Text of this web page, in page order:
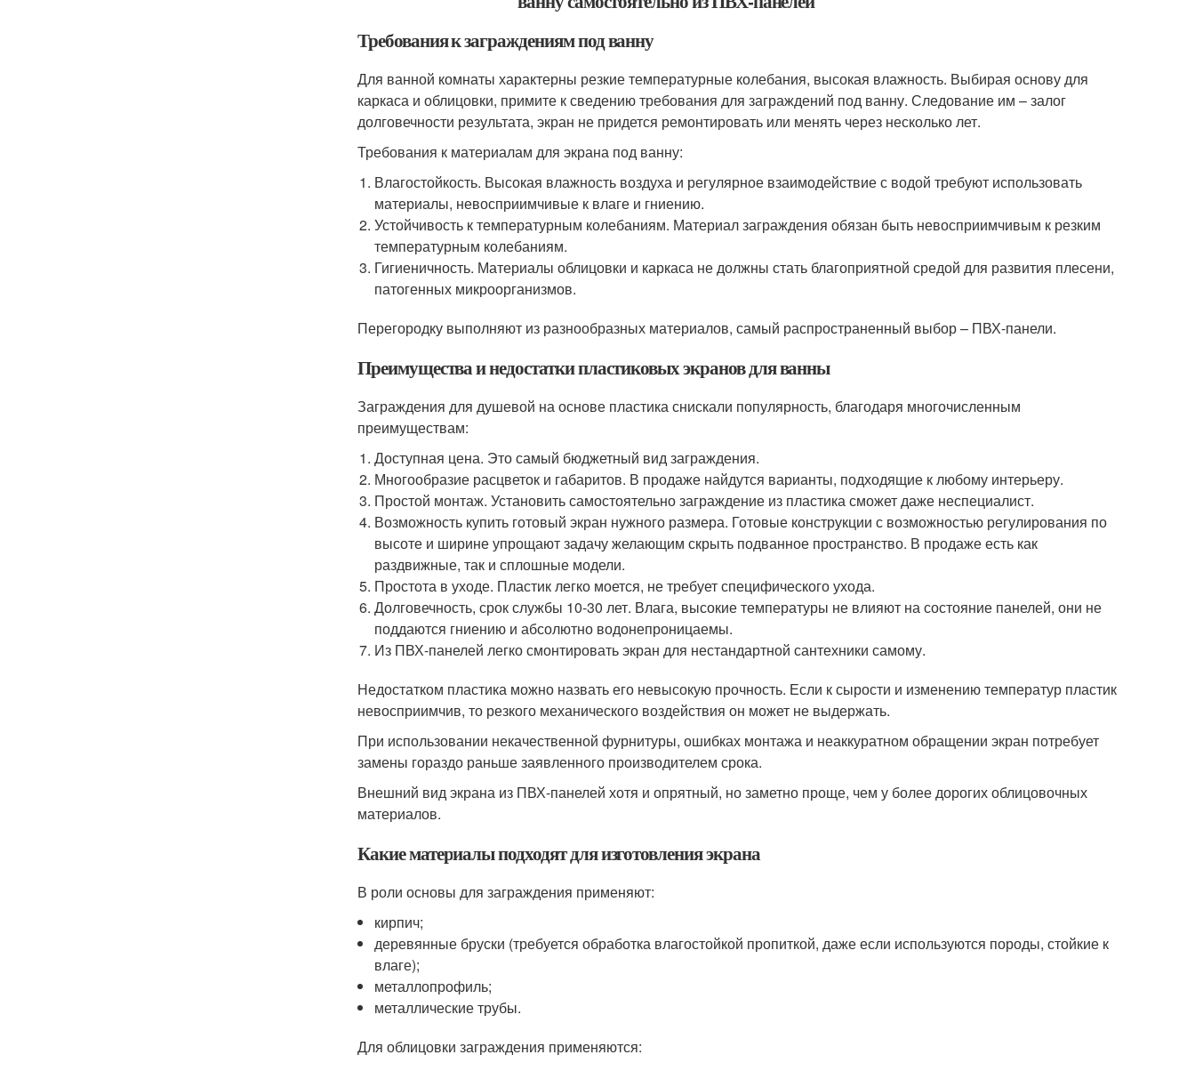
Требования к заграждениям под ванну
Для ванной комнаты характерны резкие температурные колебания, высокая влажность. Выбирая основу для
каркаса и облицовки, примите к сведению требования для заграждений под ванну. Следование им – залог
долговечности результата, экран не придется ремонтировать или менять через несколько лет.
Требования к материалам для экрана под ванну:
Влагостойкость. Высокая влажность воздуха и регулярное взаимодействие с водой требуют использовать
материалы, невосприимчивые к влаге и гниению.
Устойчивость к температурным колебаниям. Материал заграждения обязан быть невосприимчивым к резким
температурным колебаниям.
Гигиеничность. Материалы облицовки и каркаса не должны стать благоприятной средой для развития плесени,
патогенных микроорганизмов.
Перегородку выполняют из разнообразных материалов, самый распространенный выбор – ПВХ-панели.
Преимущества и недостатки пластиковых экранов для ванны
Заграждения для душевой на основе пластика снискали популярность, благодаря многочисленным
преимуществам:
Доступная цена. Это самый бюджетный вид заграждения.
Многообразие расцветок и габаритов. В продаже найдутся варианты, подходящие к любому интерьеру.
Простой монтаж. Установить самостоятельно заграждение из пластика сможет даже неспециалист.
Возможность купить готовый экран нужного размера. Готовые конструкции с возможностью регулирования по
высоте и ширине упрощают задачу желающим скрыть подванное пространство. В продаже есть как
раздвижные, так и сплошные модели.
Простота в уходе. Пластик легко моется, не требует специфического ухода.
Долговечность, срок службы 10-30 лет. Влага, высокие температуры не влияют на состояние панелей, они не
поддаются гниению и абсолютно водонепроницаемы.
Из ПВХ-панелей легко смонтировать экран для нестандартной сантехники самому.
Недостатком пластика можно назвать его невысокую прочность. Если к сырости и изменению температур пластик
невосприимчив, то резкого механического воздействия он может не выдержать.
При использовании некачественной фурнитуры, ошибках монтажа и неаккуратном обращении экран потребует
замены гораздо раньше заявленного производителем срока.
Внешний вид экрана из ПВХ-панелей хотя и опрятный, но заметно проще, чем у более дорогих облицовочных
материалов.
Какие материалы подходят для изготовления экрана
В роли основы для заграждения применяют:
кирпич;
деревянные бруски (требуется обработка влагостойкой пропиткой, даже если используются породы, стойкие к
влаге);
металлопрофиль;
металлические трубы.
Для облицовки заграждения применяются: